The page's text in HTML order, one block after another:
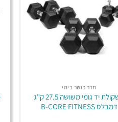
חדר כושר ביתי
משקולת יד גומי משושה 27.5 ק"ג
דמבלס B-CORE FITNESS